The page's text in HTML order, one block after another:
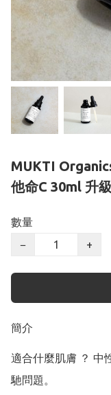
MUKTI
他命C 30ml 升
數量
−
+
簡介
適合什麼肌膚 ？ 中
馳問題。